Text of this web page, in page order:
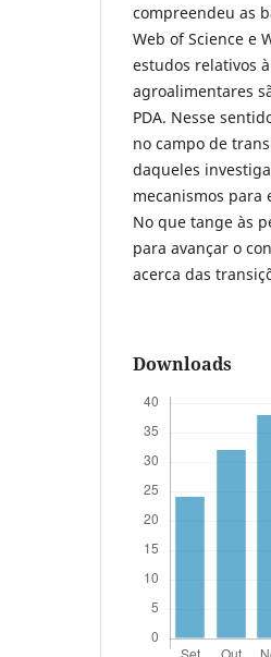
compreendeu as
Web of Science e
estudos relativos
agroalimentares
PDA. Nesse
no campo de
daqueles
mecanismos
No que tange às
para avançar o
acerca das
Downloads